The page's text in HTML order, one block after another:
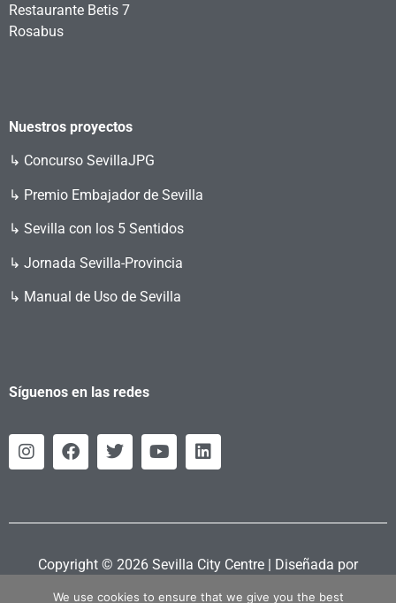
Restaurante Betis 7
Rosabus
Nuestros proyectos
↳ Concurso SevillaJPG
↳ Premio Embajador de Sevilla
↳ Sevilla con los 5 Sentidos
↳ Jornada Sevilla-Provincia
↳ Manual de Uso de Sevilla
Síguenos en las redes
Copyright © 2026 Sevilla City Centre | Diseñada por
We use cookies to ensure that we give you the best